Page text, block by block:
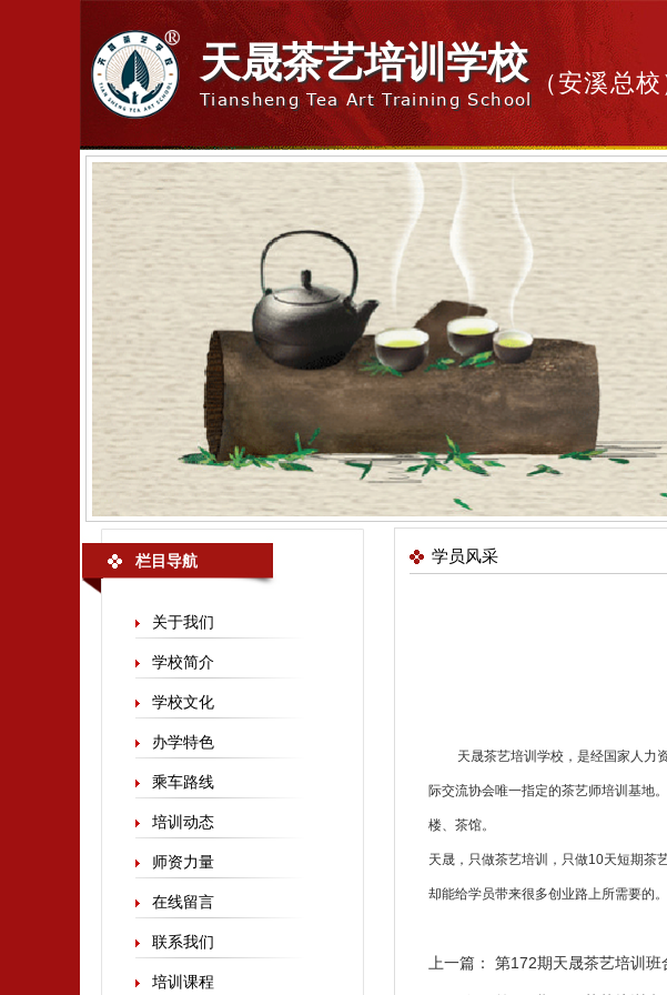
天晟茶艺培训学校
Tiansheng Tea Art Training School
（安溪总校
栏目导航
关于我们
学校简介
学校文化
办学特色
乘车路线
培训动态
师资力量
在线留言
联系我们
培训课程
学员风采
天晟茶艺培训 学校，是经国家人力
际交流协会唯一指定的茶艺师培训 基地
楼、茶馆。
天晟，只做茶艺培训，只做10天短期茶
却能给学员带来很多创业路上所需要的。
上一篇： 第172期天晟茶艺培训班